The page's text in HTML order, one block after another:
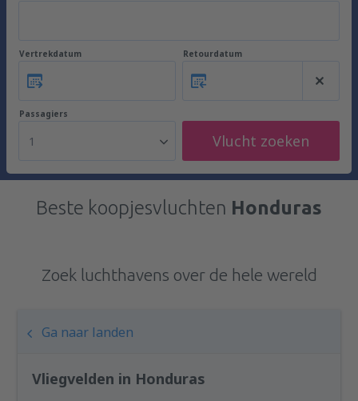
Vertrekdatum Retourdatum
Passagiers
1 Vlucht zoeken
Beste koopjesvluchten Honduras
Zoek luchthavens over de hele wereld
Ga naar landen
Vliegvelden in Honduras